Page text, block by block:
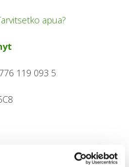
apua?
119 093 5